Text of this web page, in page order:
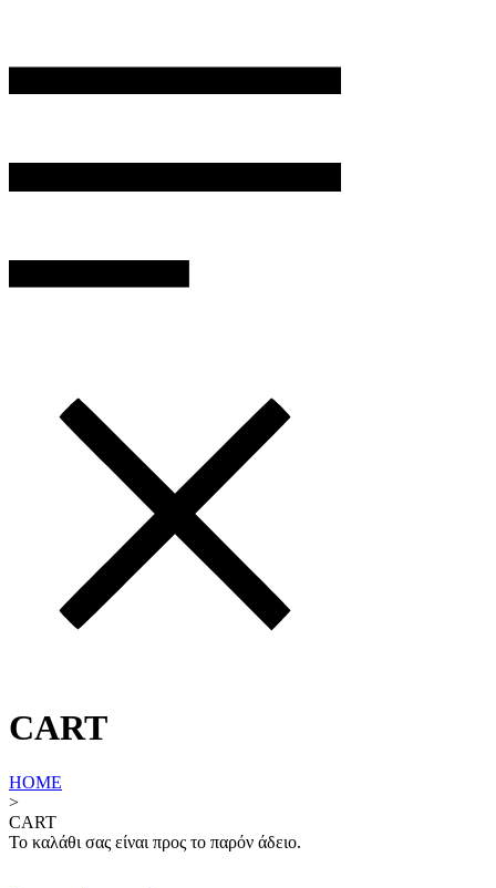
CART
HOME
>
CART
Το καλάθι σας είναι προς το παρόν άδειο.